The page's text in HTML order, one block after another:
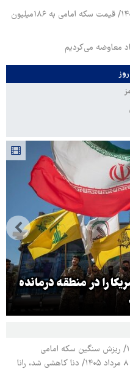
قیمت طلا و سکه پنجشنبه ۱۵ مرداد ۱۴۰۵/ قیمت سکه امامی به ۱۸۶میلیون
معاوضه می‌کردیم
را در منطقه درمانده
قیمت محصولات ایران خودرو پنج‌شنبه ۸ مرداد ۱۴۰۵/ دنا کاهشی شد، رانا